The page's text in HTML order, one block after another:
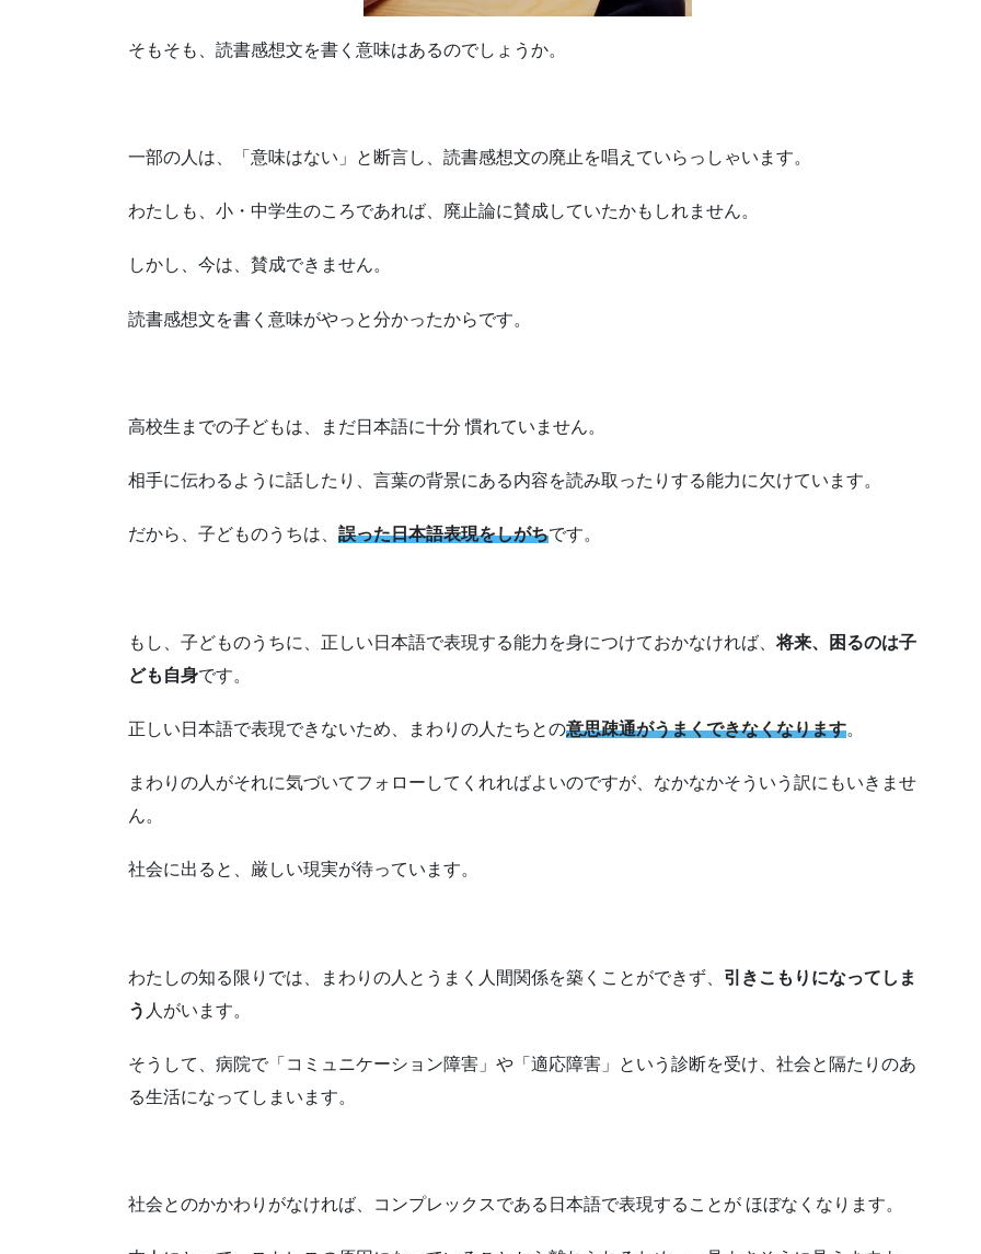
そもそも、読書感想文を書く意味はあるのでしょうか。
一部の人は、「意味はない」と断言し、読書感想文の廃止を唱えていらっしゃいます。
わたしも、小・中学生のころであれば、廃止論に賛成していたかもしれません。
しかし、今は、賛成できません。
読書感想文を書く意味がやっと分かったからです。
高校生までの子どもは、まだ日本語に十分 慣れていません。
相手に伝わるように話したり、言葉の背景にある内容を読み取ったりする能力に欠けています。
だから、子どものうちは、 誤った日本語表現をしがちです。
もし、子どものうちに、正しい日本語で表現する能力を身につけておかなければ、将来、困るのは子
ども自身です。
正しい日本語で表現できないため、まわりの人たちとの意思疎通がうまくできなくなります。
まわりの人がそれに気づいてフォローしてくれればよいのですが、なかなかそういう訳にもいきませ
ん。
社会に出ると、厳しい現実が待っています。
わたしの知る限りでは、まわりの人とうまく人間関係を築くことができず、 引きこもりになってしま
う 人がいます。
そうして、病院で「コミュニケーション障害」や「適応障害」という診断を受け、社会と隔たりのあ
る生活になってしまいます。
社会とのかかわりがなければ、コンプレックスである日本語で表現することが ほぼなくなります。